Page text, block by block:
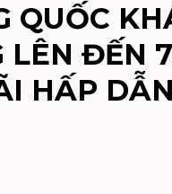
QUỐC
LÊN ĐẾN
HẤP